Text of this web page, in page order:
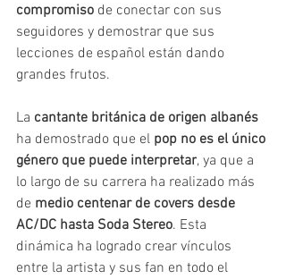
compromiso de conectar con sus
seguidores y demostrar que sus
lecciones de español están dando
grandes frutos.
La cantante británica de origen albanés
ha demostrado que el pop no es el único
género que puede interpretar, ya que a
lo largo de su carrera ha realizado más
de medio centenar de covers desde
AC/DC hasta Soda Stereo. Esta
dinámica ha logrado crear vínculos
entre la artista y sus fan en todo el